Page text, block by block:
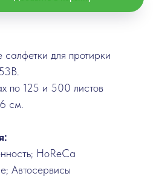
для протирки
по 125 и 500 листов
см.
HoReCa
Автосервисы